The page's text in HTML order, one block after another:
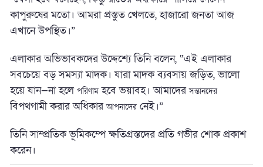
কাপুরুষের মতো। আমরা প্রস্তুত খেলতে, হাজারো জনতা আজ
এখানে উপস্থিত।”
এলাকার অভিভাবকদের উদ্দেশ্যে তিনি বলেন, “এই এলাকার
সবচেয়ে বড় সমস্যা মাদক। যারা মাদক ব্যবসায় জড়িত, ভালো
হয়ে যান—না হলে পরিণাম হবে ভয়াবহ। আমাদেরসন্তানদের
বিপথগামী করার অধিকারআপনাদেরনেই।”
তিনি সাম্প্রতিক ভূমিকম্পে ক্ষতিগ্রস্তদের প্রতি গভীর শোক প্রকাশ
করেন।